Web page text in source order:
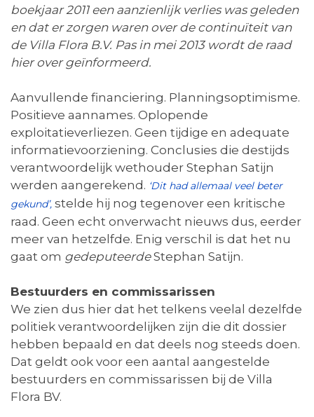
boekjaar 2011 een aanzienlijk verlies was geleden
en dat er zorgen waren over de continuïteit van
de Villa Flora B.V. Pas in mei 2013 wordt de raad
hier over geïnformeerd.
Aanvullende financiering. Planningsoptimisme.
Positieve aannames. Oplopende
exploitatieverliezen. Geen tijdige en adequate
informatievoorziening. Conclusies die destijds
verantwoordelijk wethouder Stephan Satijn
werden aangerekend. ‘Dit had allemaal veel beter
gekund’, stelde hij nog tegenover een kritische
raad. Geen echt onverwacht nieuws dus, eerder
meer van hetzelfde. Enig verschil is dat het nu
gaat om gedeputeerdeStephan Satijn.
Bestuurders en commissarissen
We zien dus hier dat het telkens veelal dezelfde
politiek verantwoordelijken zijn die dit dossier
hebben bepaald en dat deels nog steeds doen.
Dat geldt ook voor een aantal aangestelde
bestuurders en commissarissen bij de Villa
Flora BV.